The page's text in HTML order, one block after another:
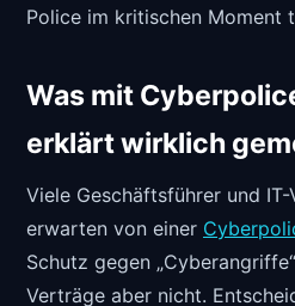
Police im kritischen Moment
Was mit
erklärt wirklich
Viele Geschäftsführer und
erwarten von einer
Schutz gegen
Verträge aber nicht.